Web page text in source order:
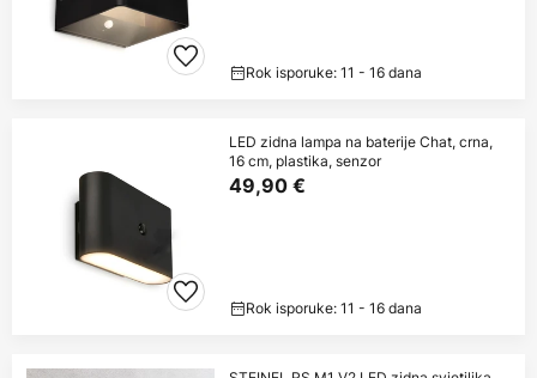
Rok isporuke: 11 - 16 dana
LED zidna lampa na baterije Chat, crna,
16 cm, plastika, senzor
49,90 €
Rok isporuke: 11 - 16 dana